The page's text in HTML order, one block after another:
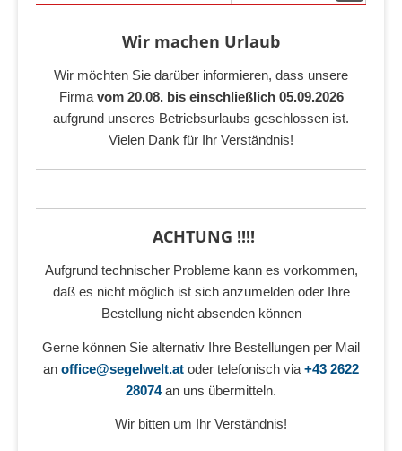
Wir machen Urlaub
Wir möchten Sie darüber informieren, dass unsere
Firma vom 20.08. bis einschließlich 05.09.2026
aufgrund unseres Betriebsurlaubs geschlossen ist.
Vielen Dank für Ihr Verständnis!
ACHTUNG !!!!
Aufgrund technischer Probleme kann es vorkommen,
daß es nicht möglich ist sich anzumelden oder Ihre
Bestellung nicht absenden können
Gerne können Sie alternativ Ihre Bestellungen per Mail
an office@segelwelt.at oder telefonisch via +43 2622
28074an uns übermitteln.
Wir bitten um Ihr Verständnis!